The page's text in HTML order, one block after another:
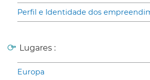
Perfil e Identidade dos
Lugares :
Europa